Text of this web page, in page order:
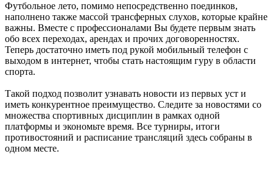
Футбольное лето, помимо непосредственно поединков,
наполнено также массой трансферных слухов, которые крайне
важны. Вместе с профессионалами Вы будете первым знать
обо всех переходах, арендах и прочих договоренностях.
Теперь достаточно иметь под рукой мобильный телефон с
выходом в интернет, чтобы стать настоящим гуру в области
спорта.
Такой подход позволит узнавать новости из первых уст и
иметь конкурентное преимущество. Следите за новостями со
множества спортивных дисциплин в рамках одной
платформы и экономьте время. Все турниры, итоги
противостояний и расписание трансляций здесь собраны в
одном месте.